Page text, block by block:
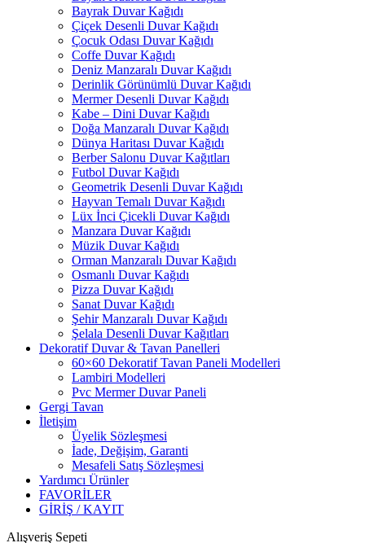
Bayrak Duvar Kağıdı
Çiçek Desenli Duvar Kağıdı
Çocuk Odası Duvar Kağıdı
Coffe Duvar Kağıdı
Deniz Manzaralı Duvar Kağıdı
Derinlik Görünümlü Duvar Kağıdı
Mermer Desenli Duvar Kağıdı
Kabe – Dini Duvar Kağıdı
Doğa Manzaralı Duvar Kağıdı
Dünya Haritası Duvar Kağıdı
Berber Salonu Duvar Kağıtları
Futbol Duvar Kağıdı
Geometrik Desenli Duvar Kağıdı
Hayvan Temalı Duvar Kağıdı
Lüx İnci Çicekli Duvar Kağıdı
Manzara Duvar Kağıdı
Müzik Duvar Kağıdı
Orman Manzaralı Duvar Kağıdı
Osmanlı Duvar Kağıdı
Pizza Duvar Kağıdı
Sanat Duvar Kağıdı
Şehir Manzaralı Duvar Kağıdı
Şelala Desenli Duvar Kağıtları
Dekoratif Duvar & Tavan Panelleri
60×60 Dekoratif Tavan Paneli Modelleri
Lambiri Modelleri
Pvc Mermer Duvar Paneli
Gergi Tavan
İletişim
Üyelik Sözleşmesi
İade, Değişim, Garanti
Mesafeli Satış Sözleşmesi
Yardımcı Ürünler
FAVORİLER
GİRİŞ / KAYIT
Alışveriş Sepeti